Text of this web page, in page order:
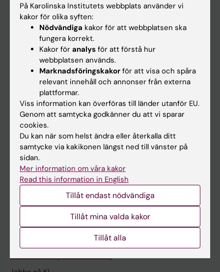
Nyheter
Kalender
Student
Schema
Studentmejlen
Kurs- och programwebbar
Student på KI
Medarbetare
Medarbetarportalen
Kontakta och besök KI
Stöd forskning och utbildning
På Karolinska Institutets webbplats använder vi
kakor för olika syften:
Nödvändiga kakor för att webbplatsen ska
fungera korrekt.
Kakor för analys för att förstå hur
webbplatsen används.
Marknadsföringskakor för att visa och spåra
relevant innehåll och annonser från externa
plattformar.
Viss information kan överföras till länder utanför EU.
Genom att samtycka godkänner du att vi sparar
cookies.
Du kan när som helst ändra eller återkalla ditt
samtycke via kakikonen längst ned till vänster på
sidan.
Mer information om våra kakor
Read this information in English
Tillåt endast nödvändiga
Tillåt mina valda kakor
Tillåt alla